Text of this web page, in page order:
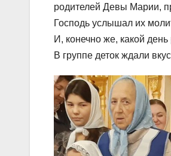
родителей Девы Марии,
Господь услышал их
И, конечно же, какой
В группе деток ждали